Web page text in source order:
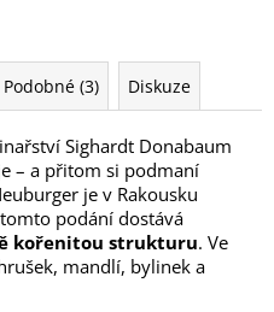
Podobné (3) Diskuze
Sighardt Donabaum
– a přitom si podmaní
je v Rakousku
podání dostává
kořenitou strukturu. Ve
mandlí, bylinek a